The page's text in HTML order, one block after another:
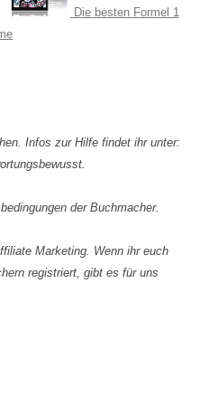
Die besten Formel 1
Infos zur Hilfe findet ihr unter:
der Buchmacher.
Marketing. Wenn ihr euch
registriert, gibt es für uns